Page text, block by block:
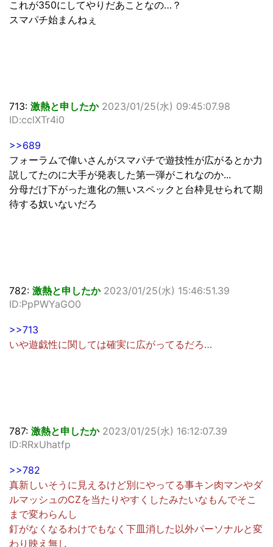
これが350にしてやりだあことなの…？
スマパチ始まんねぇ
713: 激熱と申したか 2023/01/25(水) 09:45:07.98
ID:cclXTr4i0
>>689
フォーラムで偉いさんがスマパチで遊技性が広がるとか力
説してたのに大手が発表した第一弾がこれなのか...
分母だけ下がった進化の無いスペックと台枠見せられて期
待する奴いないだろ
782: 激熱と申したか 2023/01/25(水) 15:46:51.39
ID:PpPWYaGO0
>>713
いや遊戯性に関しては確実に広がってるだろ…
787: 激熱と申したか 2023/01/25(水) 16:12:07.39
ID:RRxUhatfp
>>782
真新しいそうに見えるけど別にやってる事キン肉マンやダ
ルマッシュのCZを当たりやすくしたみたいなもんでそこ
まで変わらんし
釘がなくなるわけでもなく下皿消した以外パーソナルと変
わり映え無し